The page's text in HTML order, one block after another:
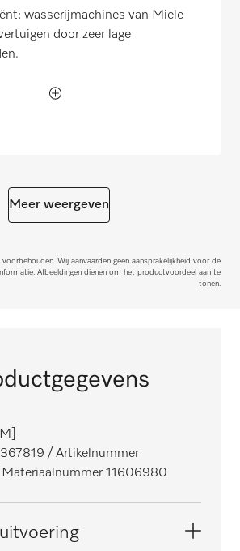
wasserijmachines van Miele
door zeer lage
Meer weergeven
voorbehouden. Wij aanvaarden geen aansprakelijkheid voor de
Afbeeldingen dienen om het productvoordeel aan te
tonen.
/ Artikelnummer
11606980